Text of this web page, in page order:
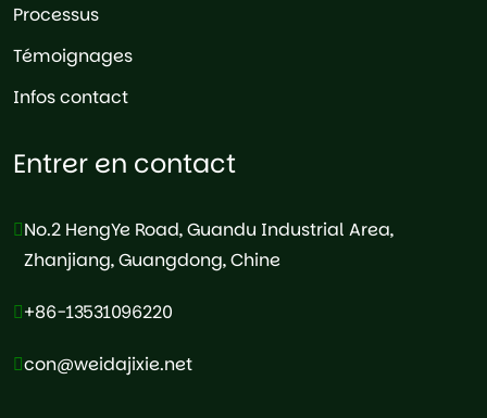
Processus
Témoignages
Infos contact
Entrer en contact
No.2 HengYe Road, Guandu Industrial Area,
Zhanjiang, Guangdong, Chine
+86-13531096220
con@weidajixie.net